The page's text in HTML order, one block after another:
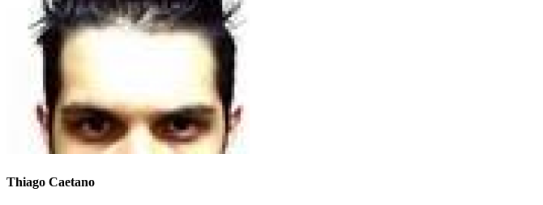
Thiago Caetano